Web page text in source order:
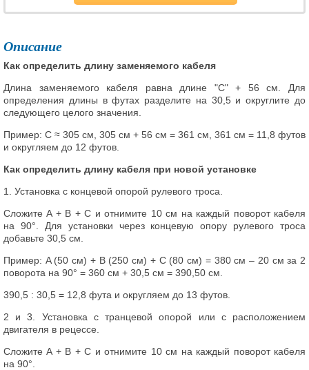
Описание
Как определить длину заменяемого кабеля
Длина заменяемого кабеля равна длине "С" + 56 см. Для
определения длины в футах разделите на 30,5 и округлите до
следующего целого значения.
Пример: C ≈ 305 см, 305 см + 56 см = 361 см, 361 см = 11,8 футов
и округляем до 12 футов.
Как определить длину кабеля при новой установке
1. Установка с концевой опорой рулевого троса.
Сложите A + B + C и отнимите 10 см на каждый поворот кабеля
на 90°. Для установки через концевую опору рулевого троса
добавьте 30,5 см.
Пример: A (50 см) + B (250 см) + C (80 см) = 380 см – 20 см за 2
поворота на 90° = 360 см + 30,5 см = 390,50 см.
390,5 : 30,5 = 12,8 фута и округляем до 13 футов.
2 и 3. Установка с транцевой опорой или с расположением
двигателя в рецессе.
Сложите A + B + C и отнимите 10 см на каждый поворот кабеля
на 90°.